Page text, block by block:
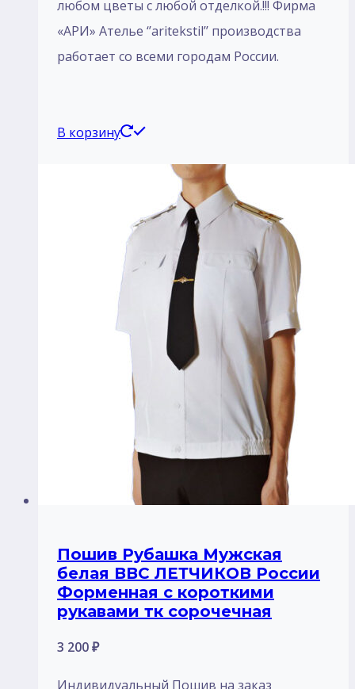
любом цветы с любой отделкой.!!! Фирма
«АРИ» Ателье ‘’aritekstil’’ производства
работает со всеми городам России.
В корзину
Пошив Рубашка Мужская
белая ВВС ЛЕТЧИКОВ России
Форменная с короткими
рукавами тк сорочечная
3 200₽
Индивидуальный Пошив на заказ